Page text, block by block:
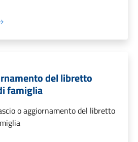
del libretto
famiglia
o aggiornamento del libretto